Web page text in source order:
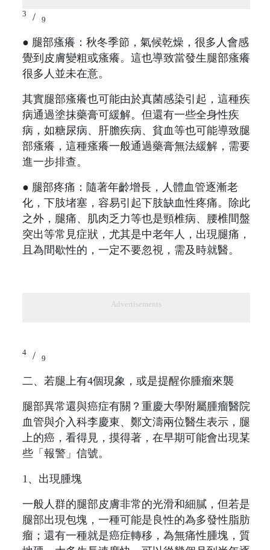
3 / 9
● 腿部瘙癢：秋冬季節，氣候乾燥，很多人會感
覺到皮膚變粗或瘙癢。這也導致當發生腿部瘙癢
很多人並未在意。
其實腿部瘙癢也可能由於真菌感染引起，這種疾
病通過塗抹藥膏可緩解。但還有一些全身性疾
病，如糖尿病、肝膽疾病、貧血等也可能導致腿
部瘙癢，這種瘙癢一般通過藥膏無法緩解，需要
進一步排查。
● 腿部疼痛：隨著年齡增長，人體血管逐漸老
化，下肢堵塞，容易引起下肢缺血性疼痛。除此
之外，腿痛、肌肉乏力等也是頸椎病、腰椎間盤
突出等常見症狀，尤其是中老年人，出現腿痛，
且為間歇性的，一定不要忽視，需及時就醫。
Advertisements
4 / 9
二、若腿上有4個現象，或是提醒你腫瘤來襲
腿部異常還與癌症有關？重慶大學附屬腫瘤醫院
血管與介入科李慶東、鄭文濤兩位醫生表示，腿
上的癌，看得見，摸得著，在早期可能會出現某
些「報警」信號。
1、出現腫塊
一般人群的腿部皮膚非常的光滑和細膩，但若是
腿部出現包塊，一種可能是良性的為多發性脂肪
瘤；還有一種就是癌症轉移，為無痛性腫塊，質